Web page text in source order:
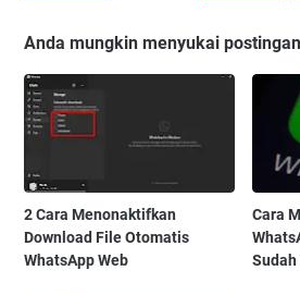
Anda mungkin menyukai
2 Cara Menonaktifkan
Download File Otomatis
WhatsApp Web
Cara